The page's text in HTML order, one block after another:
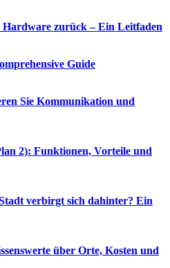
Hardware zurück – Ein Leitfaden
Guide
Sie Kommunikation und
2): Funktionen, Vorteile und
verbirgt sich dahinter? Ein
über Orte, Kosten und